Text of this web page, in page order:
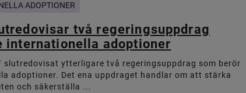
ADOPTIONER
två regeringsuppdrag
internationella adoptioner
slutredovisat ytterligare två regeringsuppdrag som berör
adoptioner. Det ena uppdraget handlar om att stärka
och säkerställa ...